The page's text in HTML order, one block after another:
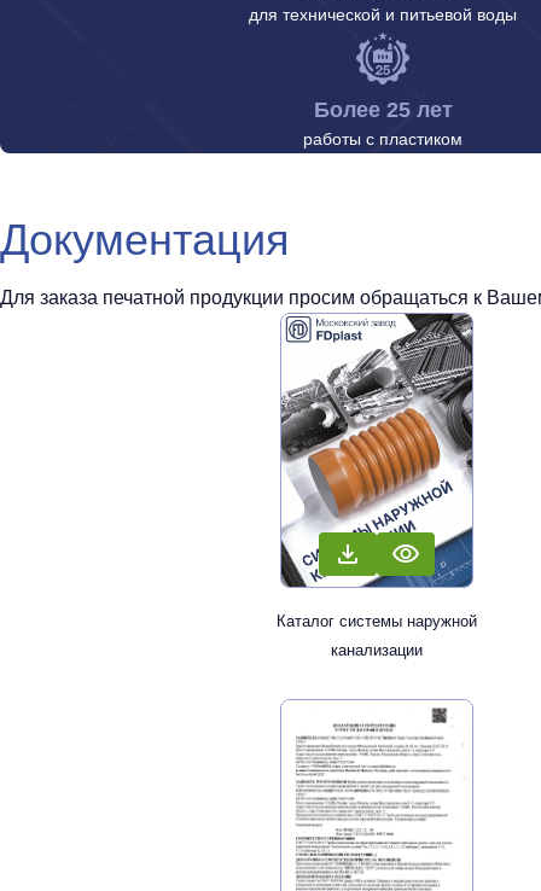
для технической и питьевой воды
Более 25 лет
работы с пластиком
Документация
Для заказа печатной продукции просим обращаться к
Каталог системы наружной
канализации